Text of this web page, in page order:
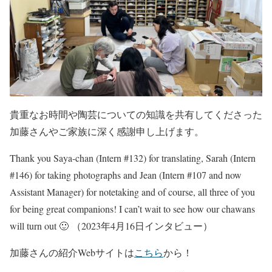
貴重なお時間や陶芸についての知識を共有してくださった
加藤さんやご家族に深く感謝申し上げます。
Thank you Saya-chan (Intern #132) for translating, Sarah (Intern
#146) for taking photographs and Jean (Intern #107 and now
Assistant Manager) for notetaking and of course, all three of you
for being great companions! I can’t wait to see how our chawans
will turn out 🙂 （2023年4月16日インタビュー）
加藤さんの紹介Webサイトはこちらから！